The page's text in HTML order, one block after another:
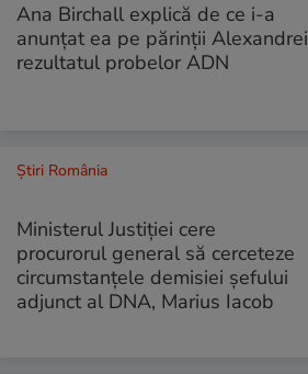
Ana Birchall explică de ce i-a
anunţat ea pe părinții Alexandrei
rezultatul probelor ADN
Știri România
Ministerul Justiției cere
procurorul general să cerceteze
circumstanțele demisiei șefului
adjunct al DNA, Marius Iacob